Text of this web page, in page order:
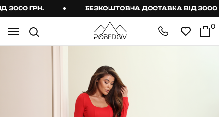
ГРН. БЕЗКОШТОВНА ДОСТАВКА ВІД 3000
0